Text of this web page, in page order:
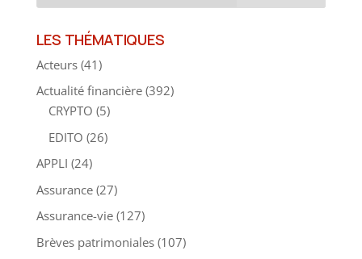
LES THÉMATIQUES
Acteurs(41)
Actualité financière (392)
CRYPTO (5)
EDITO (26)
APPLI (24)
Assurance (27)
Assurance-vie (127)
Brèves patrimoniales(107)